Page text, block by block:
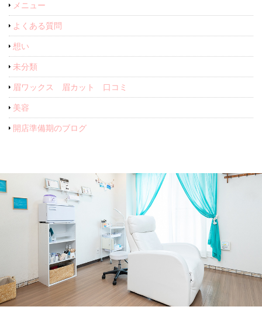
メニュー
よくある質問
想い
未分類
眉ワックス 眉カット 口コミ
美容
開店準備期のブログ